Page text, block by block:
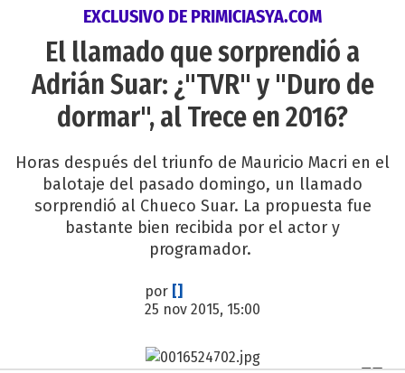
EXCLUSIVO DE PRIMICIASYA.COM
El llamado que sorprendió a
Adrián Suar: ¿"TVR" y "Duro de
dormar", al Trece en 2016?
Horas después del triunfo de Mauricio Macri en el
balotaje del pasado domingo, un llamado
sorprendió al Chueco Suar. La propuesta fue
bastante bien recibida por el actor y
programador.
por []
25 nov 2015, 15:00